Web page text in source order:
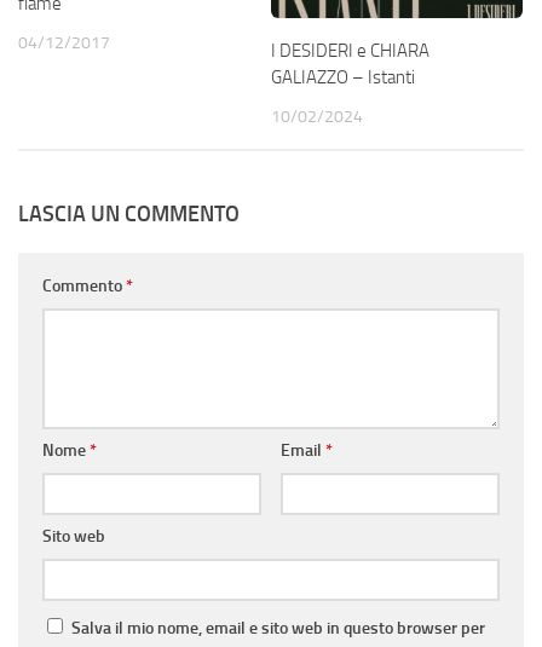
04/12/2017
I DESIDERI e CHIARA
GALIAZZO – Istanti
10/02/2024
LASCIA UN COMMENTO
Commento*
Nome* Email *
Sito web
Salva il mio nome, email e sito web in questo browser per